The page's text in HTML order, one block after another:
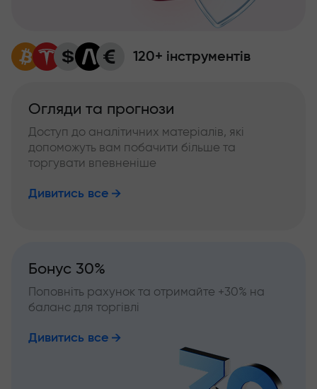
120+ інструментів
Огляди та прогнози
Доступ до аналітичних матеріалів, які
допоможуть вам побачити більше та
торгувати впевненіше
Дивитись все
Бонус 30%
Поповніть рахунок та отримайте +30% на
баланс для торгівлі
Дивитись все